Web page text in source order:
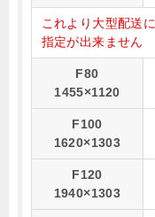
これより大型配送
指定が出来ません
F80
1455×1120
F100
1620×1303
F120
1940×1303